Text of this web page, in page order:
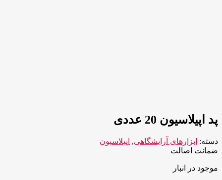
پد اپیلاسیون 20 عددی
دسته: ابزارهای آرایشگاهی, اپیلاسیون
ضمانت اصالت
موجود در انبار